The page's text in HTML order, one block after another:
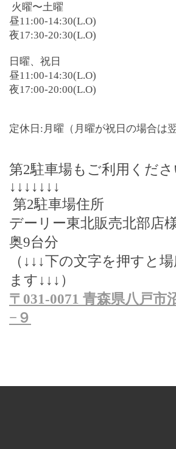
火曜〜土曜
昼11:00-14:30(L.O)
夜17:30-20:30(L.O)
日曜、祝日
昼11:00-14:30(L.O)
夜17:00-20:00(L.O)
定休日:月曜（月曜が祝日の場合は
第2駐車場もご利用くださ
↓↓↓↓↓↓↓
第2駐車場住所
デーリー東北販売北部店
奥9台分
（ ↓↓↓下の文字を押すと
ます ↓↓↓ ）
〒 031-0071 青森県八戸市
− ９